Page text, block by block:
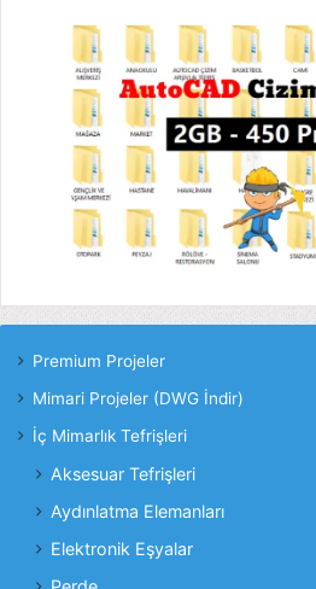
Premium Projeler
Mimari Projeler (DWG İndir)
İç Mimarlık Tefrişleri
Aksesuar Tefrişleri
Aydınlatma Elemanları
Elektronik Eşyalar